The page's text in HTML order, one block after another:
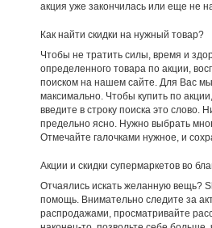
акция уже закончилась или еще не
Как найти скидки на нужный товар?
Чтобы не тратить силы, время и
определенного товара по акции,
поиском на нашем сайте. Для Вас мы
максимально. Чтобы купить по
введите в строку поиска это слово.
предельно ясно. Нужно выбрать
Отмечайте галочками нужное, и
Акции и скидки супермаркетов во
Отчаялись искать желанную вещь?
помощь. Внимательно следите за
распродажами, просматривайте